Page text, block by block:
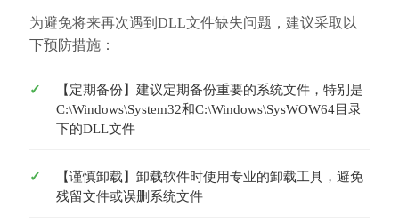
为避免将来再次遇到DLL文件缺失问题，建议采取以
下预防措施：
【定期备份】建议定期备份重要的系统文件，特别是
C:\Windows\System32和C:\Windows\SysWOW64目录
下的DLL文件
【谨慎卸载】卸载软件时使用专业的卸载工具，避免
残留文件或误删系统文件